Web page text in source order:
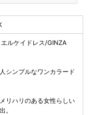
エルケイドレス/GINZA
シンプルなワンカラード
リハリのある女性らしい
。